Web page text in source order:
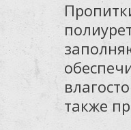
также